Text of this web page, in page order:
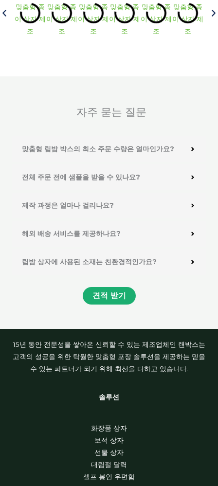
자주 묻는 질문
맞춤형 립밤 박스의 최소 주문 수량은 얼마인가요?
전체 주문 전에 샘플을 받을 수 있나요?
제작 과정은 얼마나 걸리나요?
해외 배송 서비스를 제공하나요?
립밤 상자에 사용된 소재는 친환경적인가요?
견적 받기
15년 동안 전문성을 쌓아온 신뢰할 수 있는 제조업체인 랜박스는
고객의 성공을 위한 탁월한 맞춤형 포장 솔루션을 제공하는 믿을
수 있는 파트너가 되기 위해 최선을 다하고 있습니다.
솔루션
화장품 상자
보석 상자
선물 상자
대림절 달력
셀프 봉인 우편함